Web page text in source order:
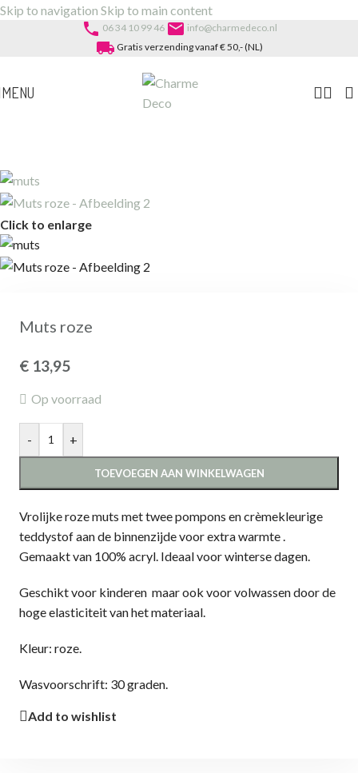
Skip to navigation Skip to main content
phone 06 34 10 99 46 email info@charmedeco.nl
local_shipping Gratis verzending vanaf € 50,- (NL)
MENU
Click to enlarge
Muts roze
€ 13,95
Op voorraad
- +
TOEVOEGEN AAN WINKELWAGEN
Vrolijke roze muts met twee pompons en crèmekleurige
teddystof aan de binnenzijde voor extra warmte .
Gemaakt van 100% acryl. Ideaal voor winterse dagen.
Geschikt voor kinderen maar ook voor volwassen door de
hoge elasticiteit van het materiaal.
Kleur: roze.
Wasvoorschrift: 30 graden.
Add to wishlist